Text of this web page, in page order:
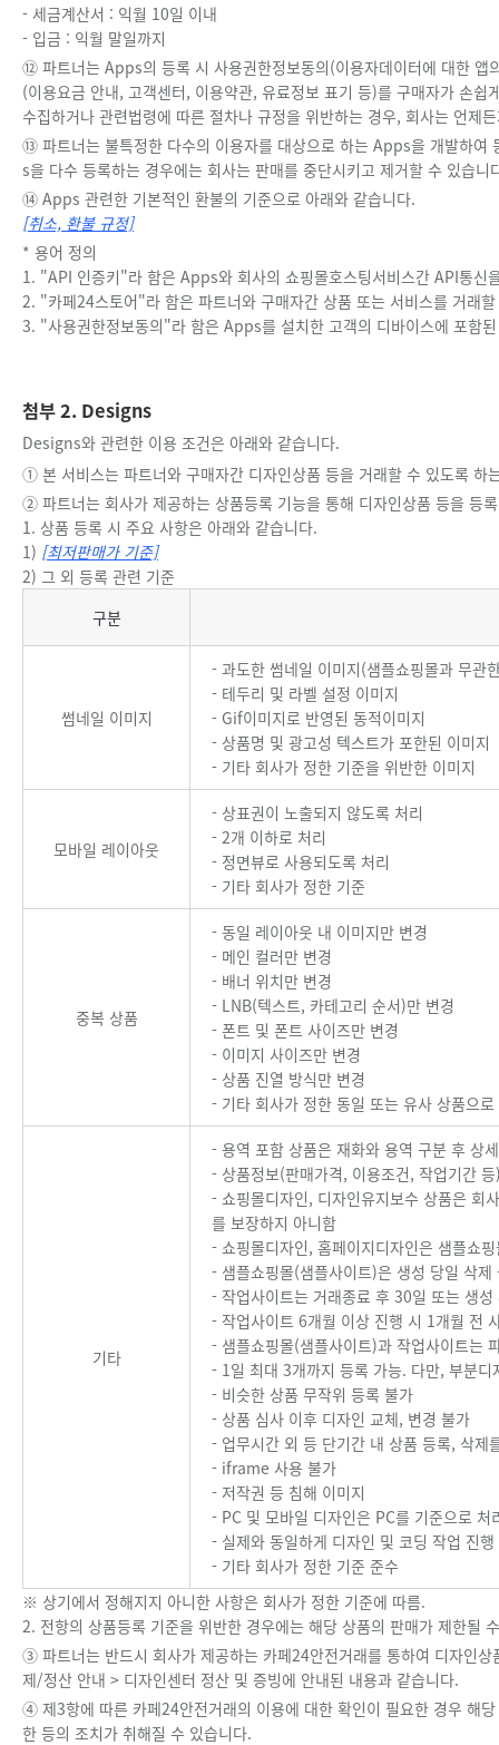
- 세금계산서 : 익월 10일 이내
- 입금 : 익월 말일까지
⑫ 파트너는 Apps의 등록 시 사용권한정보동의(이용자데이터에 대한
(이용요금 안내, 고객센터, 이용약관, 유료정보 표기 등)를 구매자가 손
수집하거나 관련법령에 따른 절차나 규정을 위반하는 경우, 회사는 언
⑬ 파트너는 불특정한 다수의 이용자를 대상으로 하는 Apps을 개발하여
s을 다수 등록하는 경우에는 회사는 판매를 중단시키고 제거할 수 있습니
⑭ Apps 관련한 기본적인 환불의 기준으로 아래와 같습니다.
[취소, 환불 규정]
* 용어 정의
1. "API 인증키"라 함은 Apps와 회사의 쇼핑몰호스팅서비스간 API통신
2. "카페24스토어"라 함은 파트너와 구매자간 상품 또는 서비스를 거래
3. "사용권한정보동의"라 함은 Apps를 설치한 고객의 디바이스에 포함
첨부 2. Designs
Designs와 관련한 이용 조건은 아래와 같습니다.
① 본 서비스는 파트너와 구매자간 디자인상품 등을 거래할 수 있도록 하
② 파트너는 회사가 제공하는 상품등록 기능을 통해 디자인상품 등을 등
1. 상품 등록 시 주요 사항은 아래와 같습니다.
1) [최저판매가 기준]
2) 그 외 등록 관련 기준
구분
썸네일 이미지
- 과도한 썸네일 이미지(샘플쇼핑몰과 무관
- 테두리 및 라벨 설정 이미지
- Gif이미지로 반영된 동적이미지
- 상품명 및 광고성 텍스트가 포한된 이미지
- 기타 회사가 정한 기준을 위반한 이미지
모바일 레이아웃
- 상표권이 노출되지 않도록 처리
- 2개 이하로 처리
- 정면뷰로 사용되도록 처리
- 기타 회사가 정한 기준
중복 상품
- 동일 레이아웃 내 이미지만 변경
- 메인 컬러만 변경
- 배너 위치만 변경
- LNB(텍스트, 카테고리 순서)만 변경
- 폰트 및 폰트 사이즈만 변경
- 이미지 사이즈만 변경
- 상품 진열 방식만 변경
- 기타 회사가 정한 동일 또는 유사 상품으
기타
- 용역 포함 상품은 재화와 용역 구분 후 상
- 상품정보(판매가격, 이용조건, 작업기간
- 쇼핑몰디자인, 디자인유지보수 상품은 회
를 보장하지 아니함
- 쇼핑몰디자인, 홈페이지디자인은 샘플쇼
- 샘플쇼핑몰(샘플사이트)은 생성 당일 삭
- 작업사이트는 거래종료 후 30일 또는 생
- 작업사이트 6개월 이상 진행 시 1개월 전
- 샘플쇼핑몰(샘플사이트)과 작업사이트는
- 1일 최대 3개까지 등록 가능. 다만, 부분디
- 비슷한 상품 무작위 등록 불가
- 상품 심사 이후 디자인 교체, 변경 불가
- 업무시간 외 등 단기간 내 상품 등록, 삭제
- iframe 사용 불가
- 저작권 등 침해 이미지
- PC 및 모바일 디자인은 PC를 기준으로 처
- 실제와 동일하게 디자인 및 코딩 작업 진행
- 기타 회사가 정한 기준 준수
※ 상기에서 정해지지 아니한 사항은 회사가 정한 기준에 따름.
2. 전항의 상품등록 기준을 위반한 경우에는 해당 상품의 판매가 제한될
③ 파트너는 반드시 회사가 제공하는 카페24안전거래를 통하여 디자인
제/정산 안내 > 디자인센터 정산 및 증빙에 안내된 내용과 같습니다.
④ 제3항에 따른 카페24안전거래의 이용에 대한 확인이 필요한 경우 해
한 등의 조치가 취해질 수 있습니다.